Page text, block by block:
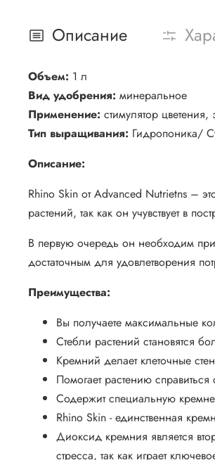
Описание
Объем: 1 л
Вид удобрения: минеральное
Применение: стимулятор
Тип выращивания: Гидропоника/
Описание:
Rhino Skin от Advanced Nutrietns –
растений, так как он учувствует в
В первую очередь он необходим
достаточным для удовлетворения
Преимущества:
Вы получаете максимальные
Стебли растений становятся
Кремний делает клеточные
Помогает растению
Содержит специальную
Rhino Skin - единственная
Диоксид кремния является
стресса, так как играет